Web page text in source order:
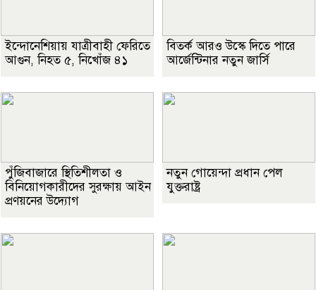
ইন্দোনেশিয়ায় যাত্রীবাহী ফেরিতে
আগুন, নিহত ৫, নিখোঁজ ৪১
বিতর্ক আরও উস্কে দিতে পারে
আর্জেন্টিনার নতুন জার্সি
পুঁজিবাজারে স্থিতিশীলতা ও
বিনিয়োগকারীদের সুরক্ষায় আইন
প্রণয়নের উদ্যোগ
নতুন গোয়েন্দা প্রধান পেল
যুক্তরাষ্ট্র